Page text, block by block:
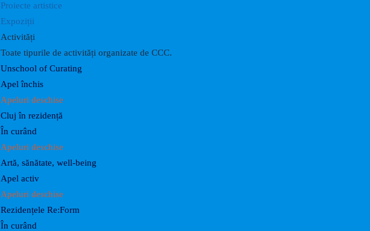
Proiecte artistice
Expoziții
Activități
Toate tipurile de activități organizate de CCC.
Unschool of Curating
Apel închis
Apeluri deschise
Cluj în rezidență
În curând
Apeluri deschise
Artă, sănătate, well-being
Apel activ
Apeluri deschise
Rezidențele Re:Form
În curând